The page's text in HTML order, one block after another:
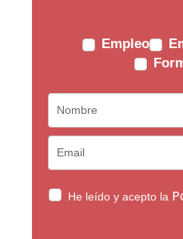
Empleo
He leído y acepto la